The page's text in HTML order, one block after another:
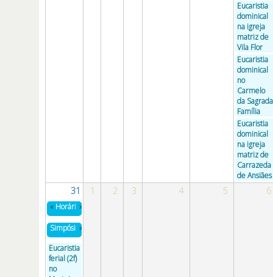
Eucaristia
dominical
na igreja
matriz de
Vila Flor
Eucaristia
dominical
no
Carmelo
da Sagrada
Família
Eucaristia
dominical
na igreja
matriz de
Carrazeda
de Ansiães
31 1 2 3 4 5 6
« Horários das missas feriais, vespertinas e dominicais na Diocese
»
Simpósio do Clero em Fátima
»
Eucaristia
ferial (2f)
no